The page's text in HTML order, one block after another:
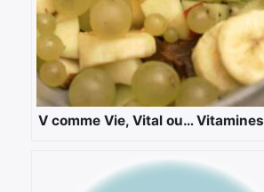
V comme Vie, Vital ou… Vitamines